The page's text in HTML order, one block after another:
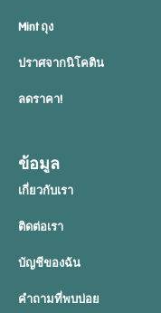
Mint ถุง
ปราศจากนิโคติน
ลดราคา!
ข้อมูล
เกี่ยวกับเรา
ติดต่อเรา
บัญชีของฉัน
คำถามที่พบบ่อย